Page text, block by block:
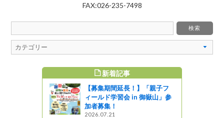
FAX:026-235-7498
新着記事
【募集期間延長！】「親子フ
ィールド学習会 in 御嶽山」参
加者募集！
2026.07.21